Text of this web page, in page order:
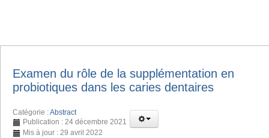
Examen du rôle de la supplémentation en
probiotiques dans les caries dentaires
Catégorie :Abstract
Publication : 24 décembre 2021
Mis à jour : 29 avril 2022